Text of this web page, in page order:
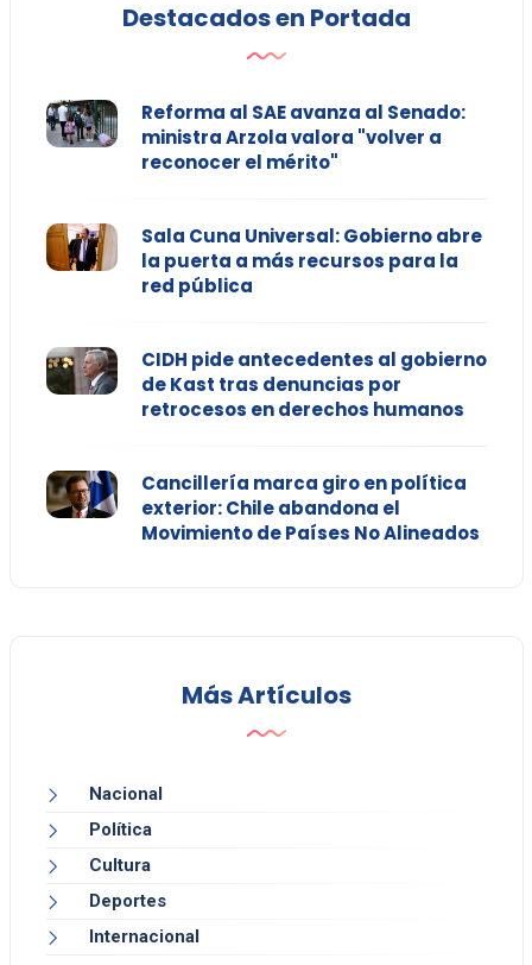
Destacados en Portada
Reforma al SAE avanza al Senado:
ministra Arzola valora "volver a
reconocer el mérito"
Sala Cuna Universal: Gobierno abre
la puerta a más recursos para la
red pública
CIDH pide antecedentes al gobierno
de Kast tras denuncias por
retrocesos en derechos humanos
Cancillería marca giro en política
exterior: Chile abandona el
Movimiento de Países No Alineados
Más Artículos
Nacional
Política
Cultura
Deportes
Internacional